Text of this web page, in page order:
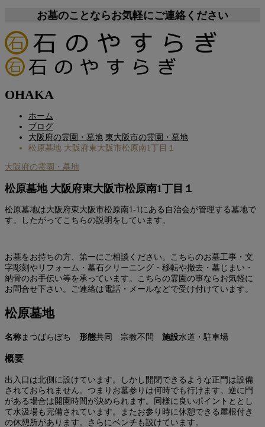
お墓のことならお気軽にご連絡ください
OHAKA
ホーム
ブログ
大阪府の霊園・墓地 東大阪市の霊園・墓地
松原墓地 大阪府東大阪市松原南1丁目１
大阪府の霊園・墓地
松原墓地 大阪府東大阪市松原南1丁目１
松原墓地は大阪府東大阪市松原南1-1にある自治会が管理する墓地で
す。したがってこちらの説明をしています。
お墓をお持ちの方、第一にご相談ください。こちらのお墓工事・文
字彫刻やリフォーム・墓石クリーニング・移転や撤去・墓じまい・
納骨のお手伝い等を承っています。こちらの霊園の事ならお気軽に
お問合せ下さい。ご連絡は電話・メールなどで受け付けています。
松原墓地
名称 まつばらぼち 形態共同 宗教不問 施設水道・駐車場
概要
出入口は北側に設けています。しかし開閉できるような正門は設備
されておられません。つまりお墓参りは何時でも行けます。逆に門
がある場合は開園時間が決められます。同様に良いポイントととし
て水汲場も完備されています。またお参り時に休憩できる屋根付き
の休憩所があります。さらにベンチも設けています。